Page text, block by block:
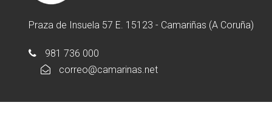
Praza de Insuela 57 E. 15123 - Camariñas (A Coruña)
981 736 000
correo@camarinas.net